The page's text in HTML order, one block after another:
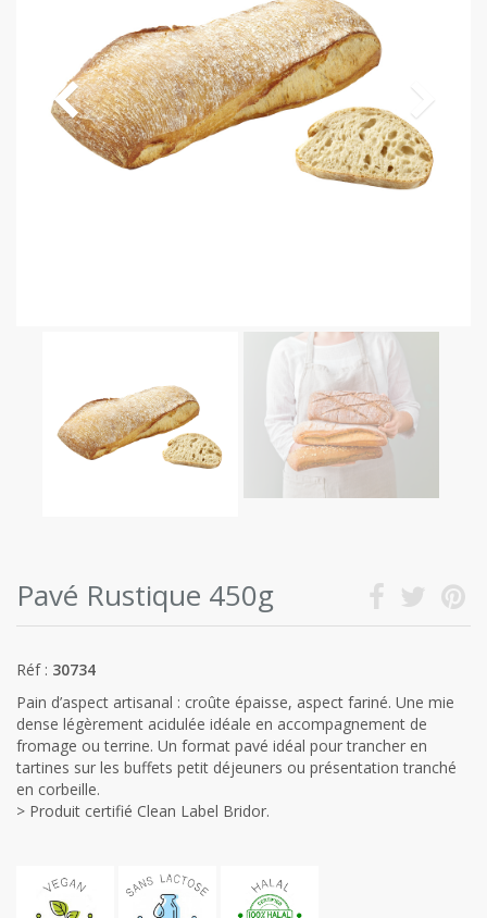
Pavé Rustique 450g
Réf : 30734
Pain d’aspect artisanal : croûte épaisse, aspect fariné. Une mie
dense légèrement acidulée idéale en accompagnement de
fromage ou terrine. Un format pavé idéal pour trancher en
tartines sur les buffets petit déjeuners ou présentation tranché
en corbeille.
> Produit certifié Clean Label Bridor.